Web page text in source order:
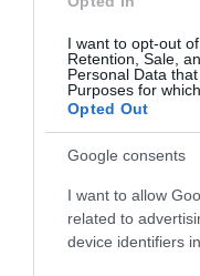
I want to opt-out
Retention, Sale,
Personal Data
Purposes for
Opted Out
Google consents
I want to allow
related to
device identifiers
A Revolut megkezdte a
mint kétmilliós táborral
mentesülnek a hazai…